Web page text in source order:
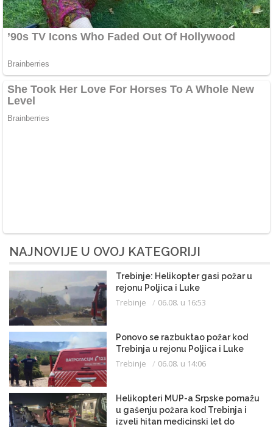
NAJNOVIJE U OVOJ KATEGORIJI
Trebinje: Helikopter gasi požar u
rejonu Poljica i Luke
Trebinje 06.08. u 16:53
Ponovo se razbuktao požar kod
Trebinja u rejonu Poljica i Luke
Trebinje 06.08. u 14:06
Helikopteri MUP-a Srpske pomažu
u gašenju požara kod Trebinja i
izveli hitan medicinski let do